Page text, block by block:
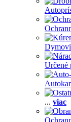
Určené
... viac